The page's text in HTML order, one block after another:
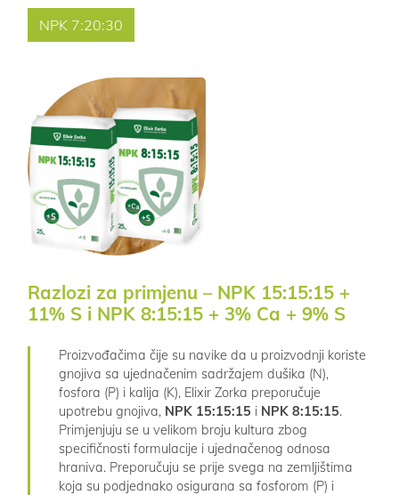
NPK 7:20:30
Razlozi za primjenu – NPK 15:15:15 +
11% S i NPK 8:15:15 + 3% Ca + 9% S
Proizvođačima čije su navike da u proizvodnji koriste
gnojiva sa ujednačenim sadržajem dušika (N),
fosfora (P) i kalija (K), Elixir Zorka preporučuje
upotrebu gnojiva, NPK 15:15:15 i NPK 8:15:15.
Primjenjuju se u velikom broju kultura zbog
specifičnosti formulacije i ujednačenog odnosa
hraniva. Preporučuju se prije svega na zemljištima
koja su podjednako osigurana sa fosforom (P) i